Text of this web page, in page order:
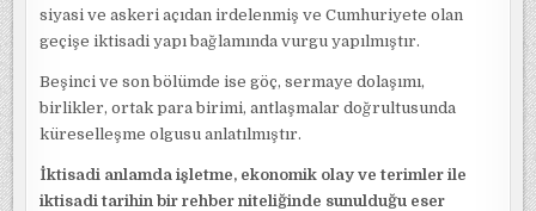
siyasi ve askeri açıdan irdelenmiş ve Cumhuriyete olan
geçişe iktisadi yapı bağlamında vurgu yapılmıştır.
Beşinci ve son bölümde ise göç, sermaye dolaşımı,
birlikler, ortak para birimi, antlaşmalar doğrultusunda
küreselleşme olgusu anlatılmıştır.
İktisadi anlamda işletme, ekonomik olay ve terimler ile
iktisadi tarihin bir rehber niteliğinde sunulduğu eser